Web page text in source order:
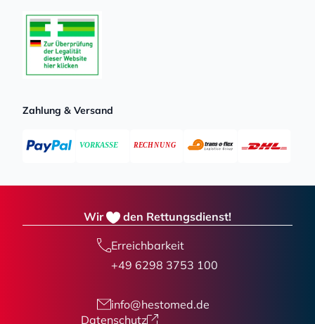
Zahlung & Versand
Wir den Rettungsdienst!
Erreichbarkeit
+49 6298 3753 100
info@hestomed.de
Datenschutz